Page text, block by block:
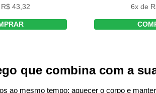
43,32
6x de
que combina com a
ao mesmo tempo: aquecer o corpo e